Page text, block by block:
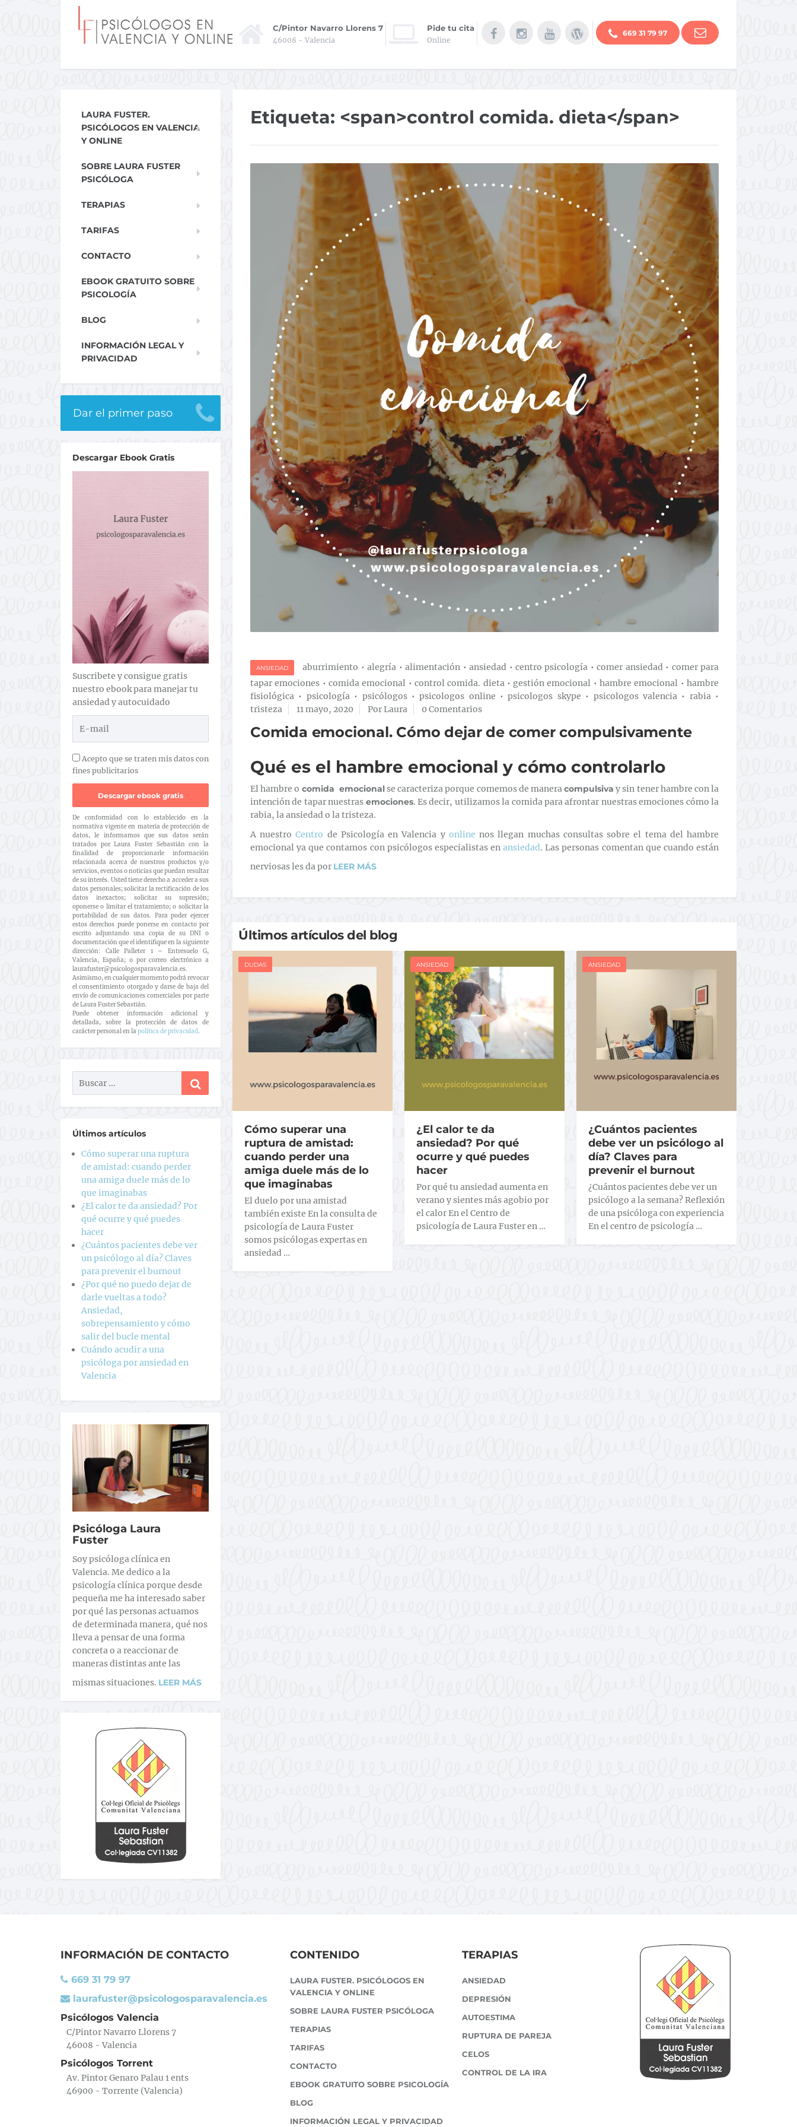
C/Pintor Navarro Llorens 7
46008 - Valencia
Pide tu cita
Online
669 31 79 97
Etiqueta: <span>control comida. dieta</span>
ANSIEDAD aburrimiento •alegría •alimentación •ansiedad • centro psicología •comer ansiedad • comer para
tapar emociones • comida emocional • control comida. dieta• gestión emocional •hambre emocional • hambre
fisiológica • psicología• psicólogos•psicologos online •psicologos skype • psicologos valencia• rabia•
tristeza
11 mayo, 2020 Por Laura 0 Comentarios
Comida emocional. Cómo dejar de comer compulsivamente
Qué es el hambre emocional y cómo controlarlo
El hambre o comida emocionalse caracteriza porque comemos de maneracompulsiva y sin tener hambre con la
intención de tapar nuestras emociones. Es decir, utilizamos la comida para afrontar nuestras emociones cómo la
rabia, la ansiedad o la tristeza.
A nuestro Centro de Psicología en Valencia y online nos llegan muchas consultas sobre el tema del hambre
emocional ya que contamos con psicólogos especialistas enansiedad. Las personas comentan que cuando están
nerviosas les da por LEER MÁS
Últimos artículos del blog
DUDAS
Cómo superar una
ruptura de amistad:
cuando perder una
amiga duele más de lo
que imaginabas
El duelo por una amistad
también existe En la consulta de
psicología de Laura Fuster
somos psicólogas expertas en
ansiedad …
ANSIEDAD
¿El calor te da
ansiedad? Por qué
ocurre y qué puedes
hacer
Por qué tu ansiedad aumenta en
verano y sientes más agobio por
el calor En el Centro de
psicología de Laura Fuster en …
ANSIEDAD
¿Cuántos pacientes
debe ver un psicólogo al
día? Claves para
prevenir el burnout
¿Cuántos pacientes debe ver un
psicólogo a la semana? Reflexión
de una psicóloga con experiencia
En el centro de psicología …
LAURA FUSTER.
PSICÓLOGOS EN VALENCIA
Y ONLINE
SOBRE LAURA FUSTER
PSICÓLOGA
TERAPIAS
TARIFAS
CONTACTO
EBOOK GRATUITO SOBRE
PSICOLOGÍA
BLOG
INFORMACIÓN LEGAL Y
PRIVACIDAD
Dar el primer paso
Descargar Ebook Gratis
Suscribete y consigue gratis
nuestro ebook para manejar tu
ansiedad y autocuidado
Acepto que se traten mis datos con
fines publicitarios
De conformidad con lo establecido en la
normativa vigente en materia de protección de
datos, le informamos que sus datos serán
tratados por Laura Fuster Sebastián con la
finalidad de proporcionarle información
relacionada acerca de nuestros productos y/o
servicios, eventos o noticias que puedan resultar
de su interés. Usted tiene derecho a acceder a sus
datos personales; solicitar la rectificación de los
datos inexactos; solicitar su supresión;
oponerse o limitar el tratamiento; o solicitar la
portabilidad de sus datos. Para poder ejercer
estos derechos puede ponerse en contacto por
escrito adjuntando una copia de su DNI o
documentación que el identifique en la siguiente
dirección: Calle Palleter 1 – Entresuelo G,
Valencia, España; o por correo electrónico a
laurafuster@psicologosparavalencia.es.
Asimismo, en cualquier momento podrá revocar
el consentimiento otorgado y darse de baja del
envío de comunicaciones comerciales por parte
de Laura Fuster Sebastián.
Puede obtener información adicional y
detallada, sobre la protección de datos de
carácter personal en la política de privacidad.
Últimos artículos
Cómo superar una ruptura
de amistad: cuando perder
una amiga duele más de lo
que imaginabas
¿El calor te da ansiedad? Por
qué ocurre y qué puedes
hacer
¿Cuántos pacientes debe ver
un psicólogo al día? Claves
para prevenir el burnout
¿Por qué no puedo dejar de
darle vueltas a todo?
Ansiedad,
sobrepensamiento y cómo
salir del bucle mental
Cuándo acudir a una
psicóloga por ansiedad en
Valencia
Psicóloga Laura
Fuster
Soy psicóloga clínica en
Valencia. Me dedico a la
psicología clínica porque desde
pequeña me ha interesado saber
por qué las personas actuamos
de determinada manera, qué nos
lleva a pensar de una forma
concreta o a reaccionar de
maneras distintas ante las
mismas situaciones. LEER MÁS
INFORMACIÓN DE CONTACTO
669 31 79 97
laurafuster@psicologosparavalencia.es
Psicólogos Valencia
C/Pintor Navarro Llorens 7
46008 - Valencia
Psicólogos Torrent
Av. Pintor Genaro Palau 1 ents
46900 - Torrente (Valencia)
CONTENIDO
LAURA FUSTER. PSICÓLOGOS EN
VALENCIA Y ONLINE
SOBRE LAURA FUSTER PSICÓLOGA
TERAPIAS
TARIFAS
CONTACTO
EBOOK GRATUITO SOBRE PSICOLOGÍA
BLOG
INFORMACIÓN LEGAL Y PRIVACIDAD
TERAPIAS
ANSIEDAD
DEPRESIÓN
AUTOESTIMA
RUPTURA DE PAREJA
CELOS
CONTROL DE LA IRA